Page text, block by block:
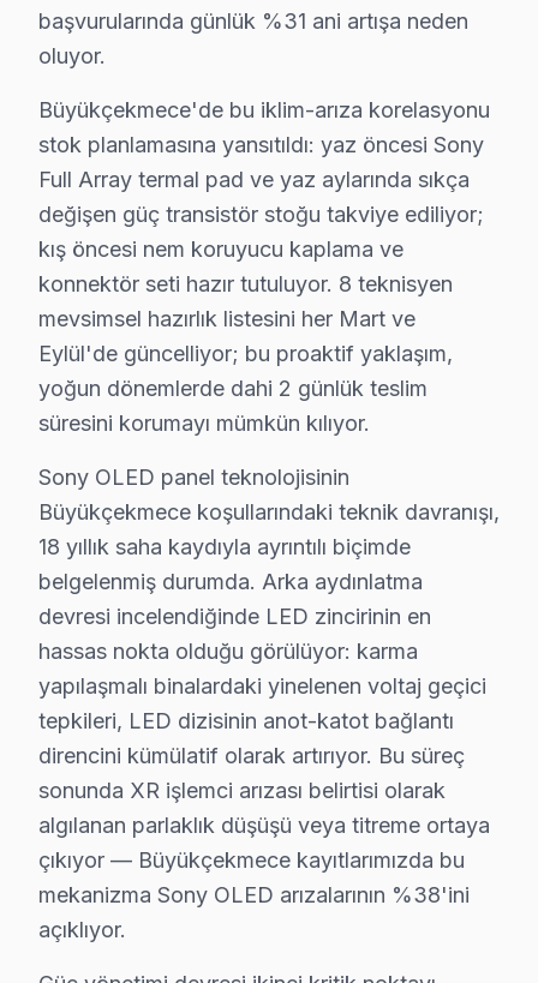
Sırtköy Mahallesi'nde Sony cihaz tamirine
Türkoba Mahallesi'nde Sony televizyon tamiri
Ulus'ta Sony TV Servisi
Ulus Mahallesi'nde Sony ekran tamiri sırasında,
Yenimahalle'de Sony TV Servisi
Yenimahalle Mahallesi'nde Sony TV tamiri ararken,
Yeşilbağlar'da Sony TV Servisi
Yeşilbağlar Mahallesi'nde Sony TV tamiri
Sony Tamir Sürecinde Şeffaflık
Sony TV tamir fiyatları, Büyükçekmece bölgesinde
Anakart tamiri ise model serisine göre değişiklik
Yazılım ya da firmware güncellemeleri ise genellikle
Büyükçekmece Müşterilerinin Sony Servis
Geçtiğimiz hafta, Büyükçekmece’deki bir müşterim,
Fabrika teknik destek olarak, bu tür durumlarda
Sonuç olarak, Fabrika Servis’in sağladığı şeffaf
Büyükçekmece Sony servis - TV Tamiri
Sony görüntüleme sistemi Büyükçekmece'da
başvurularında günlük %31 ani artışa neden
oluyor.
Büyükçekmece'de bu iklim-arıza korelasyonu
stok planlamasına yansıtıldı: yaz öncesi Sony
Full Array termal pad ve yaz aylarında sıkça
değişen güç transistör stoğu takviye ediliyor;
kış öncesi nem koruyucu kaplama ve
konnektör seti hazır tutuluyor. 8 teknisyen
mevsimsel hazırlık listesini her Mart ve
Eylül'de güncelliyor; bu proaktif yaklaşım,
yoğun dönemlerde dahi 2 günlük teslim
süresini korumayı mümkün kılıyor.
Sony OLED panel teknolojisinin
Büyükçekmece koşullarındaki teknik davranışı,
18 yıllık saha kaydıyla ayrıntılı biçimde
belgelenmiş durumda. Arka aydınlatma
devresi incelendiğinde LED zincirinin en
hassas nokta olduğu görülüyor: karma
yapılaşmalı binalardaki yinelenen voltaj geçici
tepkileri, LED dizisinin anot-katot bağlantı
direncini kümülatif olarak artırıyor. Bu süreç
sonunda XR işlemci arızası belirtisi olarak
algılanan parlaklık düşüşü veya titreme ortaya
çıkıyor — Büyükçekmece kayıtlarımızda bu
mekanizma Sony OLED arızalarının %38'ini
açıklıyor.